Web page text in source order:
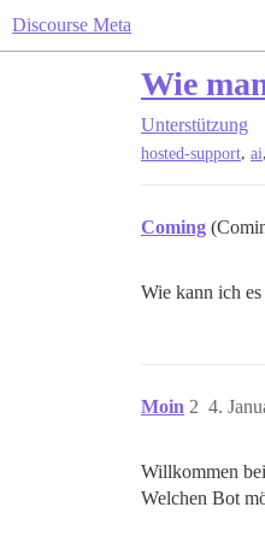
Discourse Meta
Wie
Unterstützung
hosted-support, ai,
Coming
Wie kann ich
Moin 4.
2
Willkommen
Welchen Bot